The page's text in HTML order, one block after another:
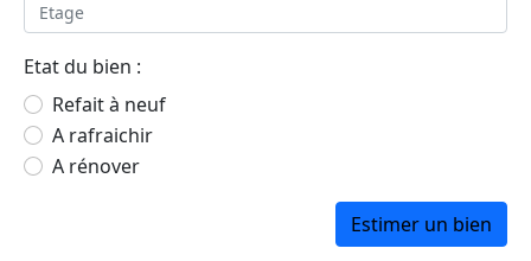
Etat du bien :
Refait à neuf
A rafraichir
A rénover